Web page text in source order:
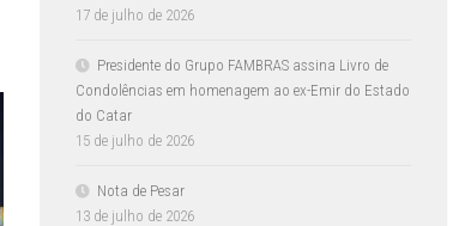
17 de julho de 2026
Presidente do Grupo FAMBRAS assina Livro de
Condolências em homenagem ao ex-Emir do Estado
do Catar
15 de julho de 2026
Nota de Pesar
13 de julho de 2026